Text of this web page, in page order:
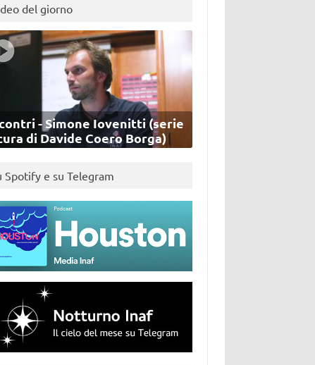
del giorno
- Simone Iovenitti (serie
di Davide Coero Borga)
Spotify e su Telegram